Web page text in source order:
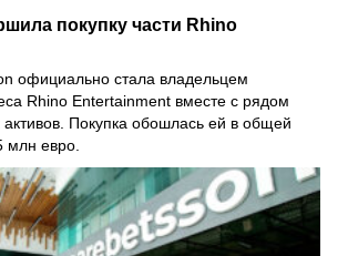
покупку части Rhino
официально стала владельцем
Rhino Entertainment вместе с рядом
активов. Покупка обошлась ей в общей
млн евро.